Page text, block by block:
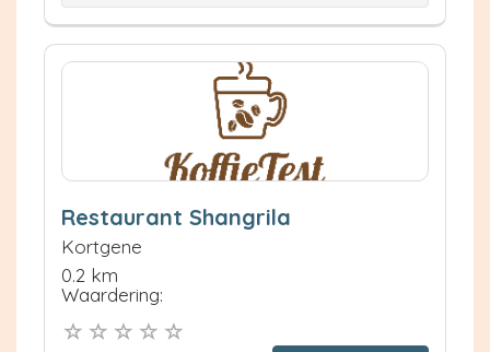
Restaurant Shangrila
Kortgene
0.2 km
Waardering: